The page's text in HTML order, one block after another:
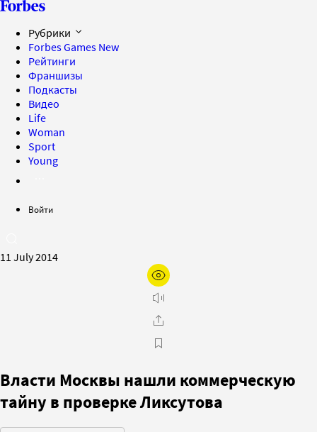
Рубрики
Forbes Games New
Рейтинги
Франшизы
Подкасты
Видео
Life
Woman
Sport
Young
Войти
11 July 2014
Власти Москвы нашли коммерческую
тайну в проверке Ликсутова